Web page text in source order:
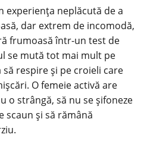
experiența neplăcută de a
dar extrem de incomodă,
frumoasă într-un test de
se mută tot mai mult pe
respire și pe croieli care
O femeie activă are
o strângă, să nu se șifoneze
scaun și să rămână